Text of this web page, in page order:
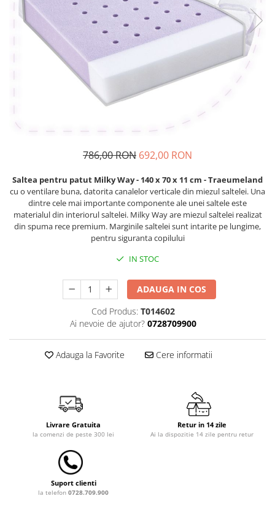
Lenjerii patut 140 x 70 cm
Lenjerie patuturi tineret
Baldachin patut
Paturici copii
Perne copii si mamici
Protectii saltea
Tarcuri si patuturi pliabile
Patut pliant copii
Bariere si protectie laterala pat
Bariere de protectie pat
Porti de siguranta
Carusele patut
Dulap si cutii depozitare jucarii
Lampi de veghe
Sac de dormit 70 cm
Sac de dormit 90 cm
Sac de dormit 100 cm
Sac de dormit 110 cm
Sac de dormit 120 cm
Sac de dormit 130 cm
Biciclete fara pedale
Casca protectie copii
Karturi si masinute cu pedale
Masinute fara pedale
Skateboard
Trotinete copii si adulti
Papusi si cele necesare
Trenulete jucarii
Trambuline si accesorii
Accesorii Trambuline
Trambuline
Tensiometre
Termometre
Termometre camera si baie
Termometre copii si bebe
Umidificatoare electrice aer
Saltele si Covoare sport Fitness
sau Yoga
Scara antrenament
Steppere Fitness
786,00 RON 692,00 RON
Saltea pentru patut Milky Way - 140 x 70 x 11 cm - Traeumeland
cu o ventilare buna, datorita canalelor verticale din miezul saltelei. Una
dintre cele mai importante componente ale unei saltele este
materialul din interiorul saltelei. Milky Way are miezul saltelei realizat
din spuma rece premium. Marginile saltelei sunt intarite pe lungime,
pentru siguranta copilului
IN STOC
ADAUGA IN COS
Cod Produs: T014602
Ai nevoie de ajutor? 0728709900
Adauga la Favorite Cere informatii
Livrare Gratuita
la comenzi de peste 300 lei
Retur in 14 zile
Ai la dispozitie 14 zile pentru retur
Suport clienti
la telefon 0728.709.900